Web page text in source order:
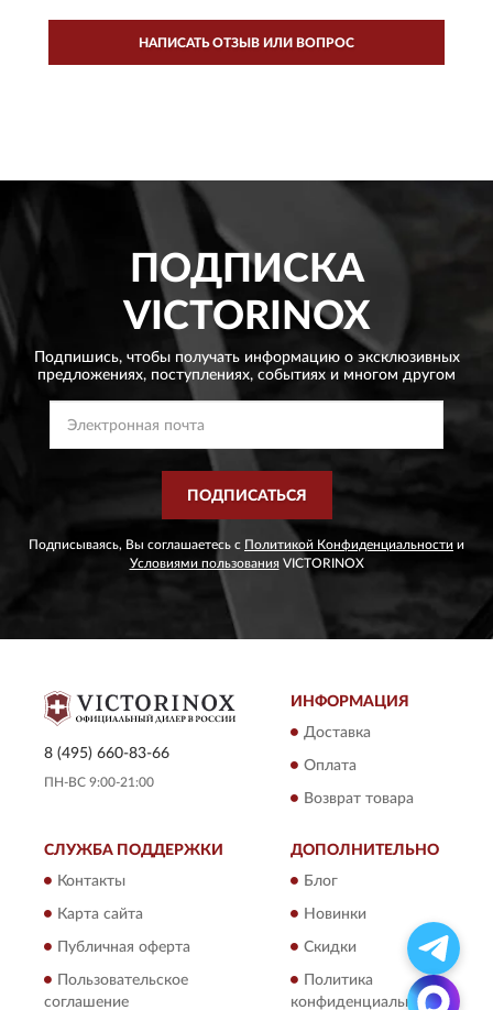
НАПИСАТЬ ОТЗЫВ ИЛИ ВОПРОС
ПОДПИСКА
VICTORINOX
Подпишись, чтобы получать информацию о эксклюзивных
предложениях, поступлениях, событиях и многом другом
ПОДПИСАТЬСЯ
Подписываясь, Вы соглашаетесь с Политикой Конфиденциальности и
Условиями пользованияVICTORINOX
8 (495) 660-83-66
ПН-ВС 9:00-21:00
ИНФОРМАЦИЯ
Доставка
Оплата
Возврат товара
СЛУЖБА ПОДДЕРЖКИ
Контакты
Карта сайта
Публичная оферта
Пользовательское
соглашение
ДОПОЛНИТЕЛЬНО
Блог
Новинки
Скидки
Политика
конфиденциальности